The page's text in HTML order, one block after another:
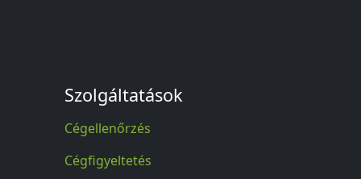
Szolgáltatások
Cégellenőrzés
Cégfigyeltetés